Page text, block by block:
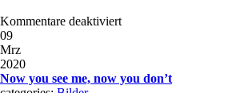
Kommentare deaktiviert
09
Mrz
2020
Now you see me, now you don’t